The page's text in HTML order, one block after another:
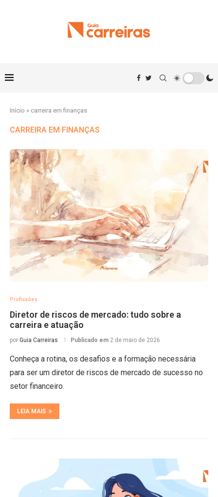
Início » carreira em finanças
CARREIRA EM FINANÇAS
Profissões
Diretor de riscos de mercado: tudo sobre a
carreira e atuação
por Guia Carreiras Publicado em 2 de maio de 2026
Conheça a rotina, os desafios e a formação necessária
para ser um diretor de riscos de mercado de sucesso no
setor financeiro.
LEIA MAIS